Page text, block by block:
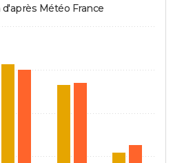
Météo France